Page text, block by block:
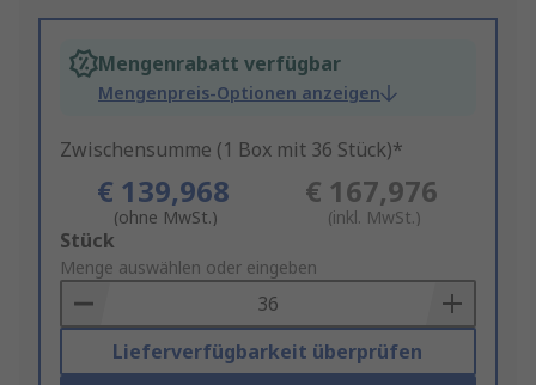
Mengenrabatt verfügbar
Mengenpreis-Optionen anzeigen
Zwischensumme (1 Box mit 36 Stück)*
€ 139,968
(ohne MwSt.)
€ 167,976
(inkl. MwSt.)
Add
to
Basket
Stück
Menge auswählen oder eingeben
Lieferverfügbarkeit überprüfen